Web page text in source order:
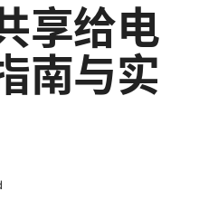
享给电
南与实